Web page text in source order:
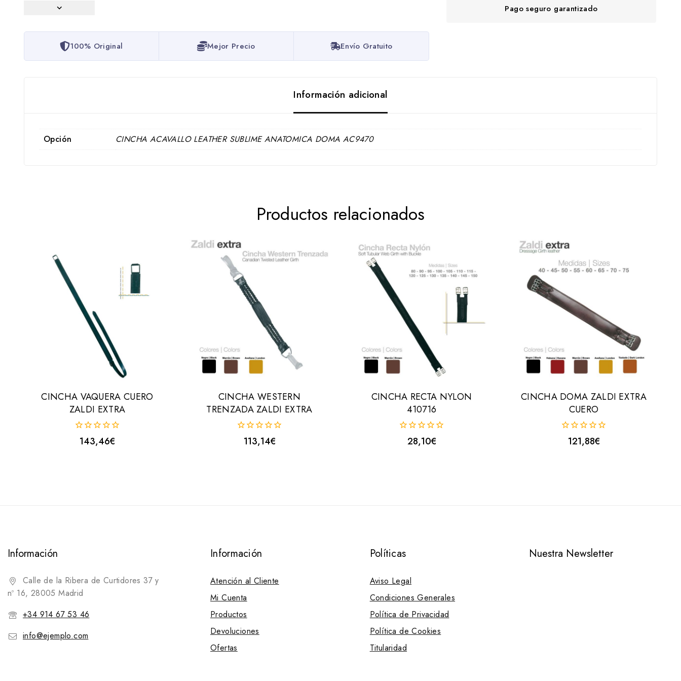
100% Original Mejor Precio Envío Gratuito
Pago seguro garantizado
Información adicional
Opción CINCHA ACAVALLO LEATHER SUBLIME ANATOMICA DOMA AC9470
Productos relacionados
CINCHA VAQUERA CUERO
ZALDI EXTRA
fuera
143,46€
CINCHA WESTERN
TRENZADA ZALDI EXTRA
fuera
113,14€
CINCHA RECTA NYLON
410716
fuera
28,10€
CINCHA DOMA ZALDI EXTRA
CUERO
fuera
121,88€
Información
Calle de la Ribera de Curtidores 37 y
nº 16, 28005 Madrid
+34 914 67 53 46
info@ejemplo.com
Información
Atención al Cliente
Mi Cuenta
Productos
Devoluciones
Ofertas
Políticas
Aviso Legal
Condiciones Generales
Política de Privacidad
Política de Cookies
Titularidad
Nuestra Newsletter